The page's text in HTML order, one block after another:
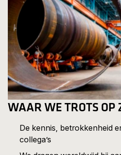
WAAR WE TROTS OP
De kennis, betrokkenheid
collega’s